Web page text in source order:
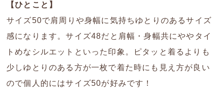
【ひとこと】
サイズ50で肩周りや身幅に気持ちゆとりのあるサイズ
感になります。サイズ48だと肩幅・身幅共にややタイ
トめなシルエットといった印象。ピタッと着るよりも
少しゆとりのある方が一枚で着た時にも見え方が良い
ので個人的にはサイズ50が好みです！